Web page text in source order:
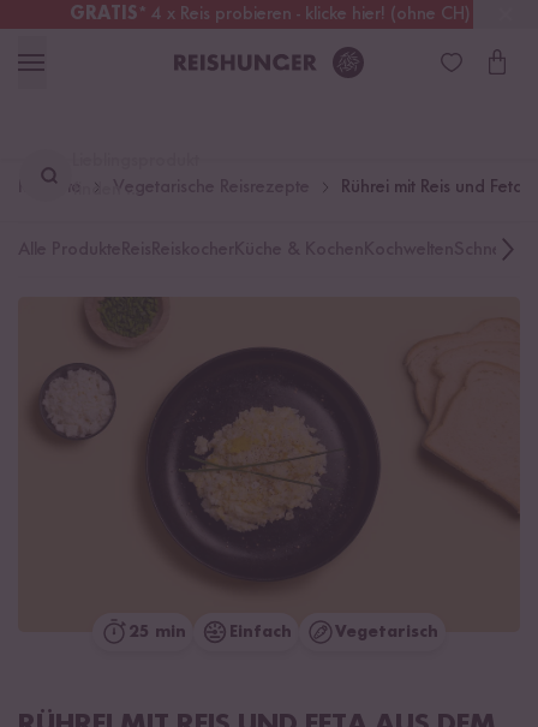
GRATIS* 4 x Reis probieren - klicke hier! (ohne CH)
Schweiz Alle Zölle & Steuern inklusive
finden ...
Rezepte Rührei mit Reis und Feta
Schnelle
25 min Einfach Vegetarisch